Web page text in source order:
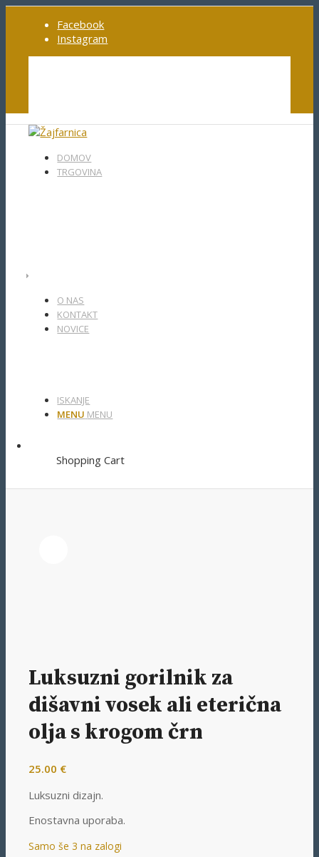
Facebook
Instagram
DOMOV
TRGOVINA
O NAS
KONTAKT
NOVICE
ISKANJE
MENU MENU
Shopping Cart
Luksuzni gorilnik za
dišavni vosek ali eterična
olja s krogom črn
25.00 €
Luksuzni dizajn.
Enostavna uporaba.
Samo še 3 na zalogi